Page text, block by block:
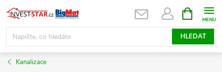
Přejít
na
obsah
HLEDAT
NÁKUPNÍ
KOŠÍK
Kanalizace